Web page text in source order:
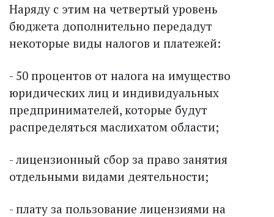
Наряду с этим на четвертый уровень
бюджета дополнительно передадут
некоторые виды налогов и платежей:
- 50 процентов от налога на имущество
юридических лиц и индивидуальных
предпринимателей, которые будут
распределяться маслихатом области;
- лицензионный сбор за право занятия
отдельными видами деятельности;
- плату за пользование лицензиями на